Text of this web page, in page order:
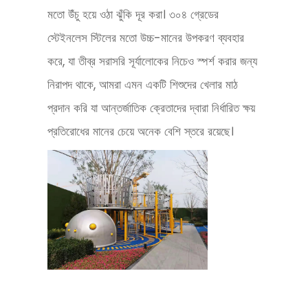
মতো উঁচু হয়ে ওঠা ঝুঁকি দূর করা। ৩০৪ গ্রেডের
স্টেইনলেস স্টিলের মতো উচ্চ-মানের উপকরণ ব্যবহার
করে, যা তীব্র সরাসরি সূর্যালোকের নিচেও স্পর্শ করার জন্য
নিরাপদ থাকে, আমরা এমন একটি শিশুদের খেলার মাঠ
প্রদান করি যা আন্তর্জাতিক ক্রেতাদের দ্বারা নির্ধারিত ক্ষয়
প্রতিরোধের মানের চেয়ে অনেক বেশি স্তরে রয়েছে।